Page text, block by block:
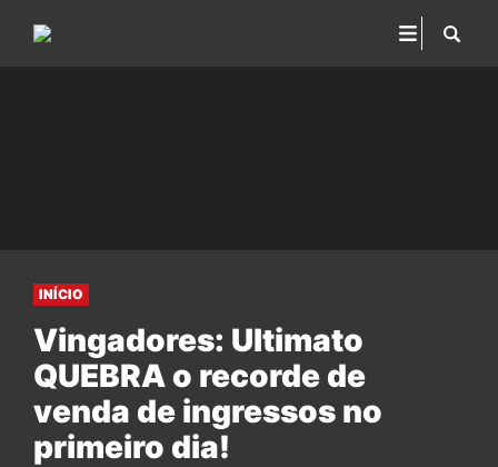
INÍCIO
Vingadores: Ultimato
QUEBRA o recorde de
venda de ingressos no
primeiro dia!